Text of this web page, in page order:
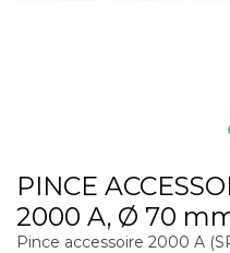
PINCE
2000 A, Ø 70
Pince accessoire 2000 A